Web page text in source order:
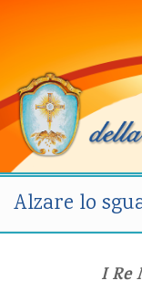
Alzare lo
I Re